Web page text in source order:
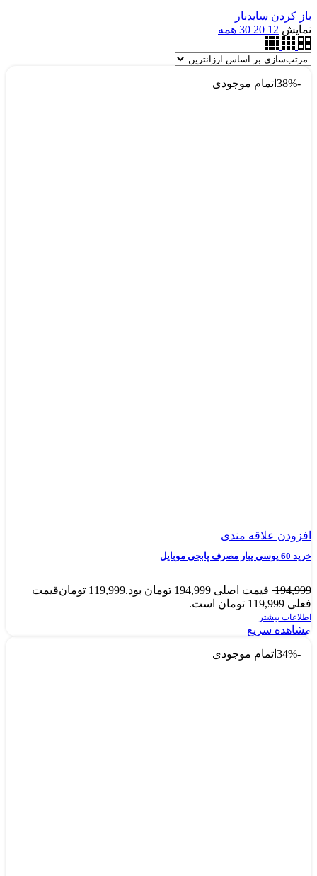
باز کردن سایدبار
نمایش 12
20
30 همه
-38% اتمام موجودی
افزودن علاقه مندی
خرید 60 یوسی یبار مصرف پابجی موبایل
194,999 قیمت اصلی 194,999 تومان بود. 119,999 تومانقیمت
فعلی 119,999 تومان است.
اطلاعات بیشتر
مشاهده سریع
-34%
اتمام موجودی